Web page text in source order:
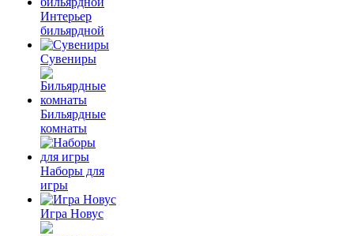
Интерьер
бильярдной
Сувениры
Бильярдные
комнаты
Наборы для
игры
Игра Новус